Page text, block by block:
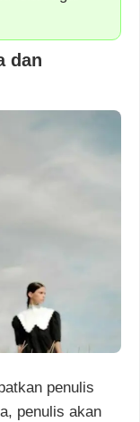
dan
penulis
penulis akan